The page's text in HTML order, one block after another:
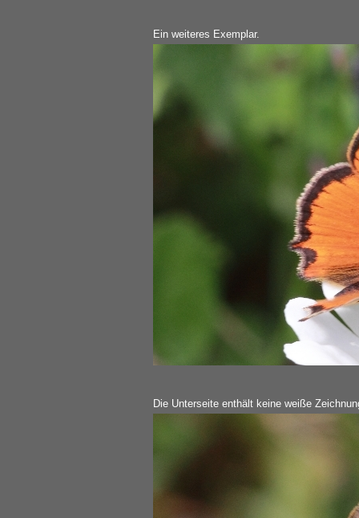
Ein weiteres Exemplar.
Die Unterseite enthält keine weiße